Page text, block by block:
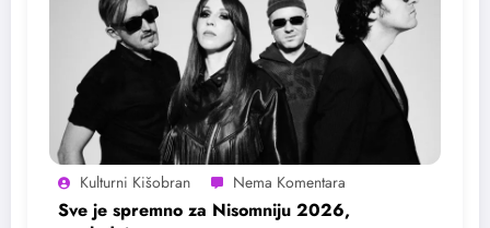
Kulturni Kišobran
Sve je spremno za Nisomniju 2026,